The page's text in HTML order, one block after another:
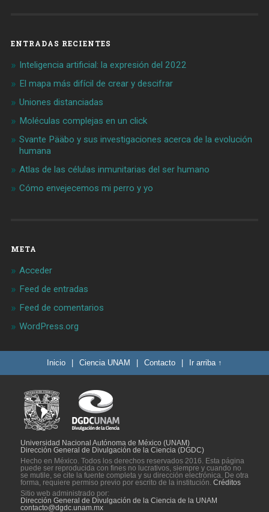
ENTRADAS RECIENTES
Inteligencia artificial: la expresión del 2022
El mapa más difícil de crear y descifrar
Uniones distanciadas
Moléculas complejas en un click
Svante Pääbo y sus investigaciones acerca de la evolución
humana
Atlas de las células inmunitarias del ser humano
Cómo envejecemos mi perro y yo
META
Acceder
Feed de entradas
Feed de comentarios
WordPress.org
Inicio | Ciencia UNAM | Contacto | Ir arriba ↑
Universidad Nacional Autónoma de México (UNAM)
Dirección General de Divulgación de la Ciencia (DGDC)
Hecho en México. Todos los derechos reservados 2016. Esta página
puede ser reproducida con fines no lucrativos, siempre y cuando no
se mutile, se cite la fuente completa y su dirección electrónica. De otra
forma, requiere permiso previo por escrito de la institución. Créditos
Sitio web administrado por:
Dirección General de Divulgación de la Ciencia de la UNAM
contacto@dgdc.unam.mx